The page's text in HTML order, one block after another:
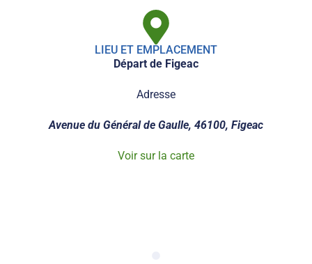
LIEU ET EMPLACEMENT
Départ de Figeac
Adresse
Avenue du Général de Gaulle, 46100, Figeac
Voir sur la carte